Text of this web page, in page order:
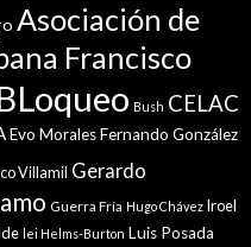
Asociación de
Francisco
Bush CELAC
Evo MoralesFernando González
Villamil Gerardo
Guerra Fría Hugo Chávez Iroel
lei Helms-Burton Luis Posada